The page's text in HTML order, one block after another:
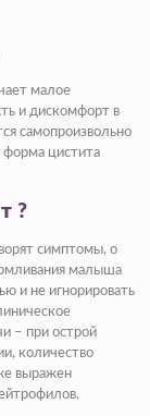
малое
и дискомфорт в
самопроизвольно
форма цистита
симптомы, о
малыша
и не игнорировать
– при острой
количество
выражен